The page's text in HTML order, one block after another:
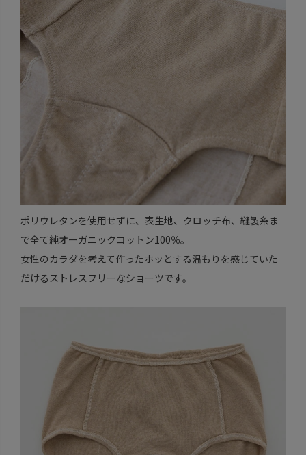
ポリウレタンを使用せずに、表生地、クロッチ布、縫製糸ま
で全て純オーガニックコットン100％。
女性のカラダを考えて作ったホッとする温もりを感じていた
だけるストレスフリーなショーツです。